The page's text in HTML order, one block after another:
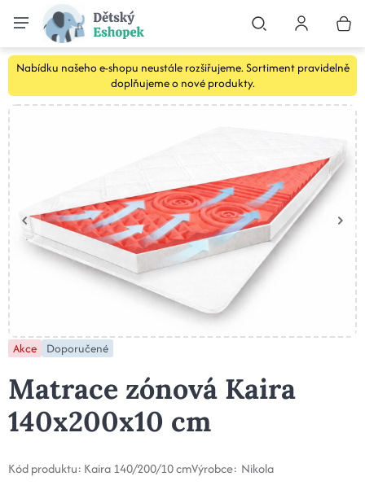
Nabídku našeho e-shopu neustále rozšiřujeme. Sortiment pravidelně
doplňujeme o nové produkty.
Akce Doporučené
Matrace zónová Kaira
140x200x10 cm
Kód produktu: Kaira 140/200/10 cmVýrobce: Nikola